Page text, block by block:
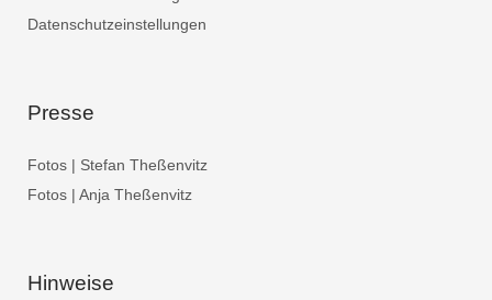
Datenschutzeinstellungen
Presse
Fotos | Stefan Theßenvitz
Fotos | Anja Theßenvitz
Hinweise